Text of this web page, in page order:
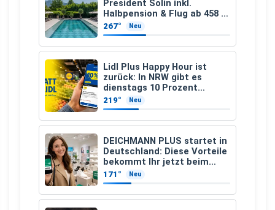
President Solin inkl.
Halbpension & Flug ab 458 €
pro Person
267° Neu
Lidl Plus Happy Hour ist
zurück: In NRW gibt es
dienstags 10 Prozent
Rabatt
219° Neu
DEICHMANN PLUS startet in
Deutschland: Diese Vorteile
bekommt Ihr jetzt beim
Schuhkauf
171° Neu